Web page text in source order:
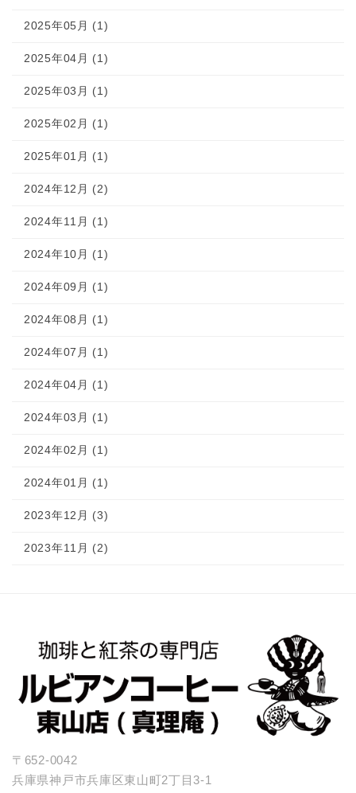
2025年05月 (1)
2025年04月 (1)
2025年03月 (1)
2025年02月 (1)
2025年01月 (1)
2024年12月 (2)
2024年11月 (1)
2024年10月 (1)
2024年09月 (1)
2024年08月 (1)
2024年07月 (1)
2024年04月 (1)
2024年03月 (1)
2024年02月 (1)
2024年01月 (1)
2023年12月 (3)
2023年11月 (2)
〒652-0042
兵庫県神戸市兵庫区東山町2丁目3-1